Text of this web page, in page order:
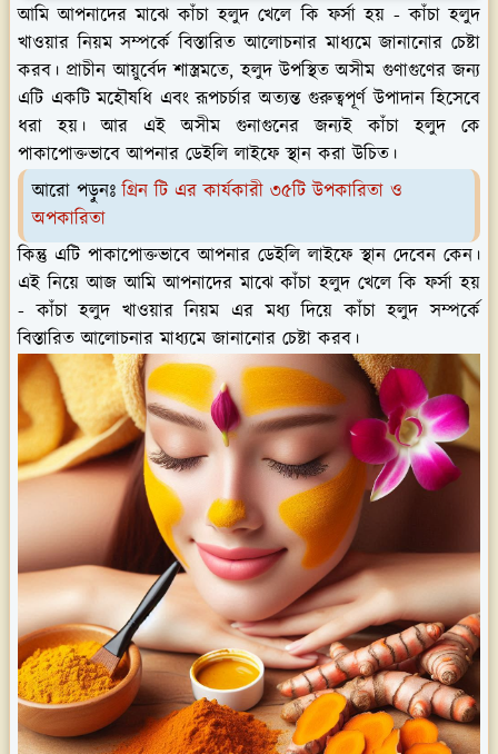
আমি আপনাদের মাঝে কাঁচা হলুদ খেলে কি ফর্সা হয় - কাঁচা হলুদ
খাওয়ার নিয়ম সম্পর্কে বিস্তারিত আলোচনার মাধ্যমে জানানোর চেষ্টা
করব। প্রাচীন আয়ুর্বেদ শাস্ত্রমতে, হলুদ উপস্থিত অসীম গুণাগুণের জন্য
এটি একটি মহৌষধি এবং রূপচর্চার অত্যন্ত গুরুত্বপূর্ণ উপাদান হিসেবে
ধরা হয়। আর এই অসীম গুনাগুনের জন্যই কাঁচা হলুদ কে
পাকাপোক্তভাবে আপনার ডেইলি লাইফে স্থান করা উচিত।
আরো পড়ুনঃগ্রিন টি এর কার্যকারী ৩৫টি উপকারিতা ও
অপকারিতা
কিন্তু এটি পাকাপোক্তভাবে আপনার ডেইলি লাইফে স্থান দেবেন কেন।
এই নিয়ে আজ আমি আপনাদের মাঝে কাঁচা হলুদ খেলে কি ফর্সা হয়
- কাঁচা হলুদ খাওয়ার নিয়ম এর মধ্য দিয়ে কাঁচা হলুদ সম্পর্কে
বিস্তারিত আলোচনার মাধ্যমে জানানোর চেষ্টা করব।